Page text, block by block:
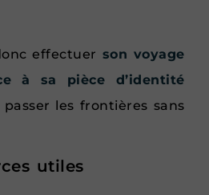
effectuer son voyage
à sa pièce d’identité
les frontières sans
utiles